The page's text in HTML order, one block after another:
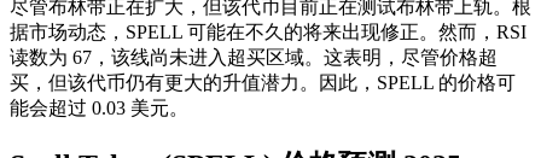
尽管布林带正在扩大，但该代币目前正在测试布林带上轨。根
据市场动态，SPELL 可能在不久的将来出现修正。然而，RSI
读数为 67，该线尚未进入超买区域。这表明，尽管价格超
买，但该代币仍有更大的升值潜力。因此，SPELL 的价格可
能会超过 0.03 美元。